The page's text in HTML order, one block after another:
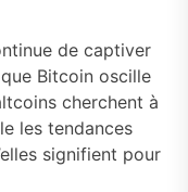
de captiver
Bitcoin oscille
cherchent à
les tendances
signifient pour